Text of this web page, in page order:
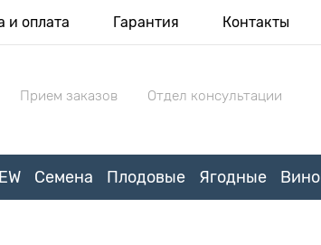
и оплата Гарантия Контакты
Прием заказов Отдел консультации
Семена Плодовые Ягодные